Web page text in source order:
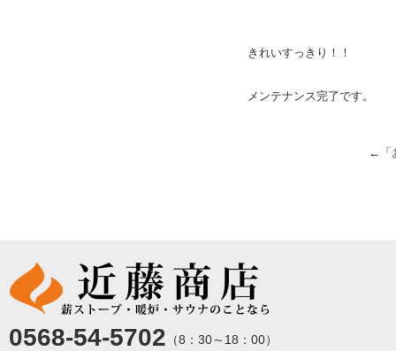
きれいすっきり！！
メンテナンス完了です。
←「
0568-54-5702 （8：30～18：00）